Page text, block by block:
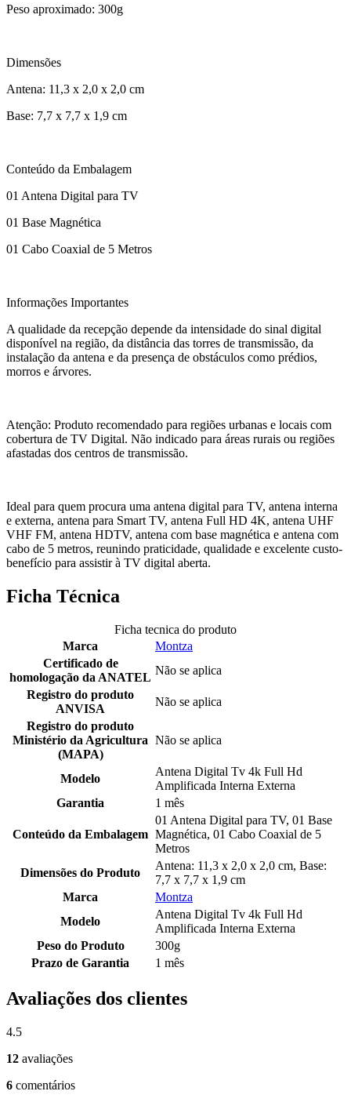
Peso aproximado: 300g
Dimensões
Antena: 11,3 x 2,0 x 2,0 cm
Base: 7,7 x 7,7 x 1,9 cm
Conteúdo da Embalagem
01 Antena Digital para TV
01 Base Magnética
01 Cabo Coaxial de 5 Metros
Informações Importantes
A qualidade da recepção depende da intensidade do sinal digital
disponível na região, da distância das torres de transmissão, da
instalação da antena e da presença de obstáculos como prédios,
morros e árvores.
Atenção: Produto recomendado para regiões urbanas e locais com
cobertura de TV Digital. Não indicado para áreas rurais ou regiões
afastadas dos centros de transmissão.
Ideal para quem procura uma antena digital para TV, antena interna
e externa, antena para Smart TV, antena Full HD 4K, antena UHF
VHF FM, antena HDTV, antena com base magnética e antena com
cabo de 5 metros, reunindo praticidade, qualidade e excelente custo-
benefício para assistir à TV digital aberta.
Ficha Técnica
Ficha tecnica do produto
Marca
Montza
Certificado de
homologação da ANATEL
Não se aplica
Registro do produto
ANVISA
Não se aplica
Registro do produto
Ministério da Agricultura
(MAPA)
Não se aplica
Modelo
Antena Digital Tv 4k Full Hd
Amplificada Interna Externa
Garantia
1 mês
Conteúdo da Embalagem
01 Antena Digital para TV, 01 Base
Magnética, 01 Cabo Coaxial de 5
Metros
Dimensões do Produto
Antena: 11,3 x 2,0 x 2,0 cm, Base:
7,7 x 7,7 x 1,9 cm
Marca
Montza
Modelo
Antena Digital Tv 4k Full Hd
Amplificada Interna Externa
Peso do Produto
300g
Prazo de Garantia
1 mês
Avaliações dos clientes
4.5
12 avaliações
6 comentários